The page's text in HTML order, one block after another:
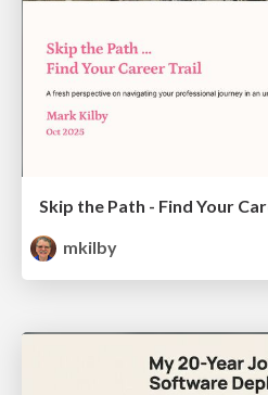
Skip the Path - Find Your
mkilby